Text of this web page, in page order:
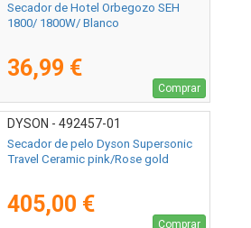
Secador de Hotel Orbegozo SEH
1800/ 1800W/ Blanco
36,99 €
Comprar
DYSON - 492457-01
Secador de pelo Dyson Supersonic
Travel Ceramic pink/Rose gold
405,00 €
Comprar